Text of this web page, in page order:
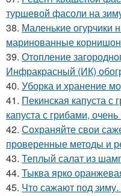
туршевой фасоли на
38. Маленькие огурчики
маринованные
39. Отопление
Инфракрасный (ИК)
40. Уборка и хранение
41. Пекинская капуста с
капуста с грибами,
42. Сохраняйте свои
проверенные методы и
43. Теплый салат из
44. Тыква ярко
45. Что сажают под зиму.